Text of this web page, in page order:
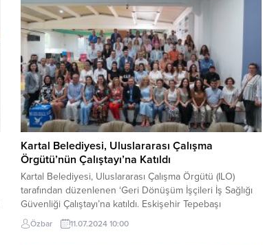
Kartal Belediyesi, Uluslararası Çalışma
Örgütü’nün Çalıştayı’na Katıldı
Kartal Belediyesi, Uluslararası Çalışma Örgütü (ILO)
tarafından düzenlenen ‘Geri Dönüşüm İşçileri İş Sağlığı
Güvenliği Çalıştayı’na katıldı. Eskişehir Tepebaşı
Belediyesi’nin ev sahipliği yaptığı çalıştayda, geri
dönüşüm, ambalaj atıklarının toplanması ve geri
Özbar 11.07.2024 10:00